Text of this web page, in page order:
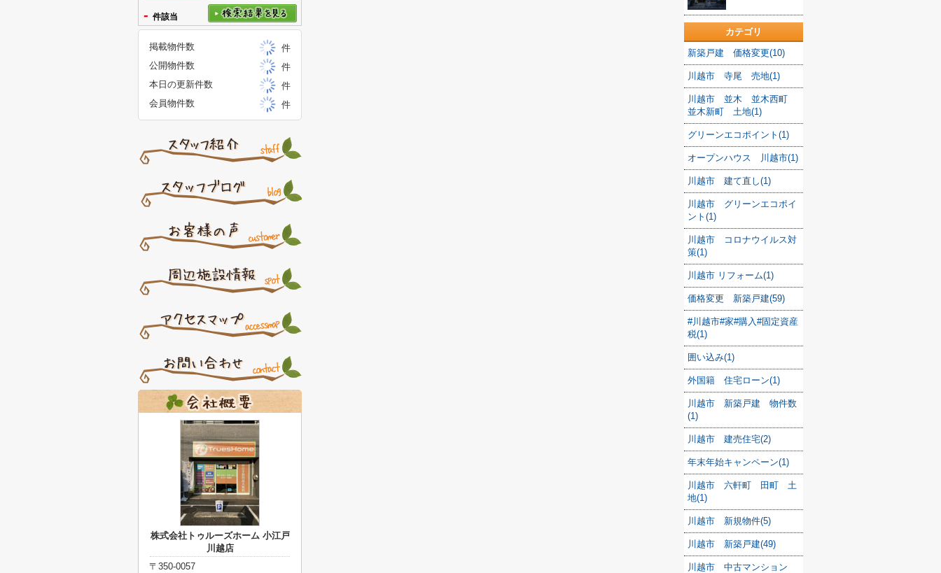
カテゴリ
新築戸建 価格変更(10)
川越市 寺尾 売地(1)
川越市 並木 並木西町
並木新町 土地(1)
グリーンエコポイント(1)
オープンハウス 川越市(1)
川越市 建て直し(1)
川越市 グリーンエコポイ
ント(1)
川越市 コロナウイルス対
策(1)
川越市 リフォーム(1)
価格変更 新築戸建(59)
#川越市#家#購入#固定資産
税(1)
囲い込み(1)
外国籍 住宅ローン(1)
川越市 新築戸建 物件数
(1)
川越市 建売住宅(2)
年末年始キャンペーン(1)
川越市 六軒町 田町 土
地(1)
川越市 新規物件(5)
川越市 新築戸建(49)
川越市 中古マンション
- 件該当
掲載物件数
件
公開物件数
件
本日の更新件数
件
会員物件数
件
株式会社トゥルーズホーム 小江戸
川越店
〒350-0057